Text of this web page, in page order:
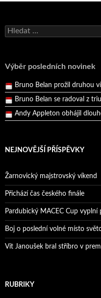
Vyhledávání
Výběr posledních novinek
Andy Appleton obhájil
Bruno Belan prožil druhou
Bruno Belan se radoval z
Andy Appleton obhájil
Reprezentační dvojice brala
NEJNOVĚJŠÍ PŘÍSPĚVKY
Žarnovický majstrovský víkend
Přichází čas českého finále
Pardubický MACEC Cup vyplní
Boj o poslední volné místo
Vít Janoušek bral stříbro v
RUBRIKY